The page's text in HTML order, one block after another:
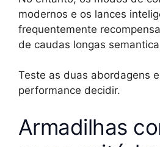
modernos e os lances
frequentemente
de caudas longas
Teste as duas abordagens
performance decidir.
Armadilhas